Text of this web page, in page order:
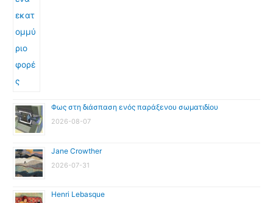
Φως στη διάσπαση ενός παράξενου σωματιδίου
2026-08-07
Jane Crowther
2026-07-31
Henri Lebasque